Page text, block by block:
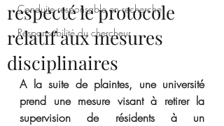
Conduite responsable en recherche
Responsabilité du chercheur
respecté le protocole
relatif aux mesures
disciplinaires
A la suite de plaintes, une université
prend une mesure visant à retirer la
supervision de résidents à un